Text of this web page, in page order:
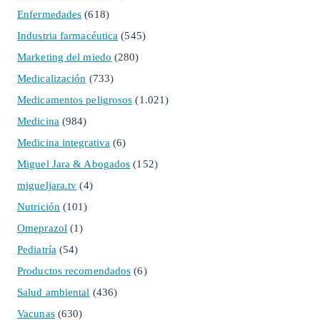
Enfermedades (618)
Industria farmacéutica (545)
Marketing del miedo (280)
Medicalización (733)
Medicamentos peligrosos (1.021)
Medicina(984)
Medicina integrativa (6)
Miguel Jara & Abogados (152)
migueljara.tv (4)
Nutrición(101)
Omeprazol(1)
Pediatría(54)
Productos recomendados (6)
Salud ambiental (436)
Vacunas(630)